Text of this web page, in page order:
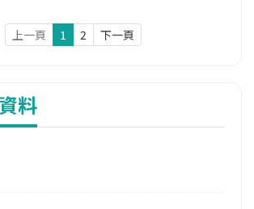
上一頁 1 2 下一頁
料